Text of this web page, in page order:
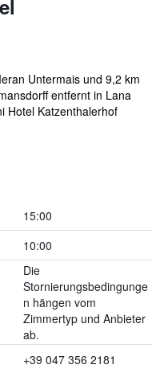
Untermais und 9,2 km
entfernt in Lana
Hotel Katzenthalerhof
15:00
10:00
Die
Stornierungsbedingunge
n hängen vom
Zimmertyp und Anbieter
ab.
+39 047 356 2181